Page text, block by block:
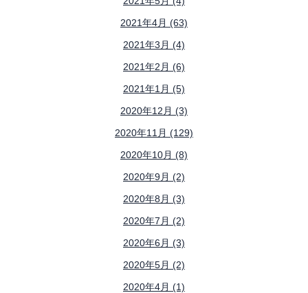
2021年4月 (63)
2021年3月 (4)
2021年2月 (6)
2021年1月 (5)
2020年12月 (3)
2020年11月 (129)
2020年10月 (8)
2020年9月 (2)
2020年8月 (3)
2020年7月 (2)
2020年6月 (3)
2020年5月 (2)
2020年4月 (1)